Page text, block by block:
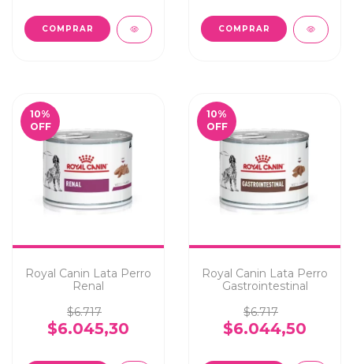
10%
OFF
Royal Canin Lata Perro
Renal
$6.717
$6.045,30
10%
OFF
Royal Canin Lata Perro
Gastrointestinal
$6.717
$6.044,50